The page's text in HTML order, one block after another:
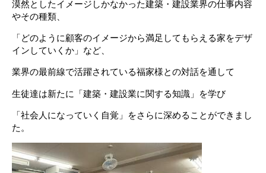
漠然としたイメージしかなかった建築・建設業界の仕事内容
やその種類、
「どのように顧客のイメージから満足してもらえる家をデザ
インしていくか」など、
業界の最前線で活躍されている福家様との対話を通して
生徒達は新たに「建築・建設業に関する知識」を学び
「社会人になっていく自覚」をさらに深めることができまし
た。